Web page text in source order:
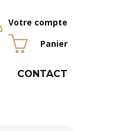
Votre compte
Panier
CONTACT